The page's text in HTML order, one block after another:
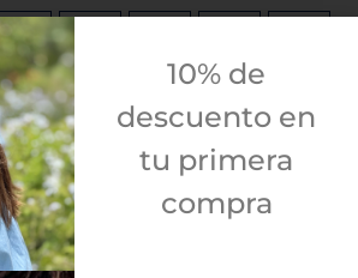
10% de
descuento en
tu primera
compra